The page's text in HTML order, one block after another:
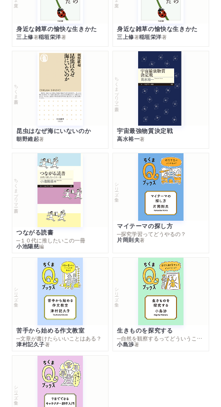
身近な雑草の愉快な生きかた
三上修著稲垣栄洋著
身近な雑草の愉快な生きかた
三上修著稲垣栄洋著
ちくま新書
昆虫はなぜ海にいないのか
朝野維起著
ちくまプリマー新書
宇宙最強物質決定戦
高水裕一著
ちくまプリマー新書
つながる読書
─１０代に推したいこの一冊
小池陽慈編
シリーズ・全集
マイテーマの探し方
─探究学習ってどうやるの？
片岡則夫著
シリーズ・全集
苦手から始める作文教室
─文章が書けたらいいことはある？
津村記久子著
シリーズ・全集
生きものを探究する
─自然を観察するってどういうこと？
小島渉著
シリーズ・全集